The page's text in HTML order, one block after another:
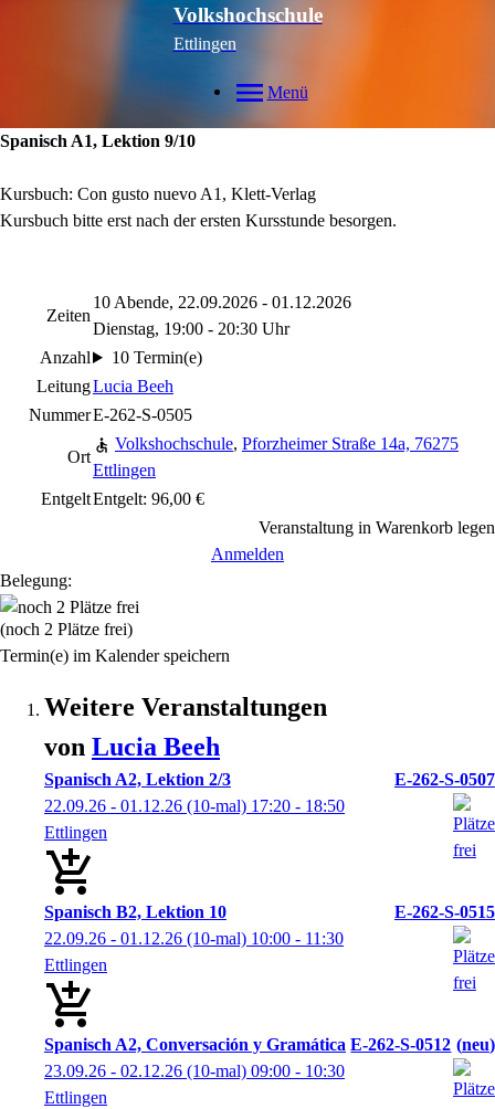
Volkshochschule
Ettlingen
Menü
Spanisch A1, Lektion 9/10
Kursbuch: Con gusto nuevo A1, Klett-Verlag
Kursbuch bitte erst nach der ersten Kursstunde besorgen.
Zeiten
10 Abende, 22.09.2026 - 01.12.2026
Dienstag, 19:00 - 20:30 Uhr
Anzahl
10 Termin(e)
LeitungLucia Beeh
NummerE-262-S-0505
Ort
Volkshochschule, Pforzheimer Straße 14a, 76275
Ettlingen
EntgeltEntgelt: 96,00 €
Veranstaltung in Warenkorb legen
Anmelden
Belegung:
(noch 2 Plätze frei)
Termin(e) im Kalender speichern
Weitere Veranstaltungen
von Lucia Beeh
Spanisch A2, Lektion 2/3
E-262-S-0507
22.09.26 - 01.12.26 (10-mal) 17:20 - 18:50
Ettlingen
Spanisch B2, Lektion 10
E-262-S-0515
22.09.26 - 01.12.26 (10-mal) 10:00 - 11:30
Ettlingen
Spanisch A2, Conversación y Gramática E-262-S-0512 neu
23.09.26 - 02.12.26 (10-mal) 09:00 - 10:30
Ettlingen